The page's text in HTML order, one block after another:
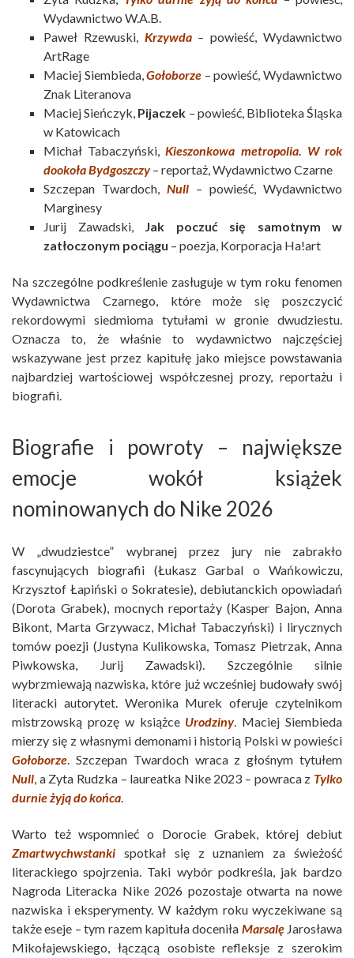
Wydawnictwo W.A.B.
Paweł Rzewuski, Krzywda– powieść, Wydawnictwo
ArtRage
Maciej Siembieda,Gołoborze – powieść, Wydawnictwo
Znak Literanova
Maciej Sieńczyk, Pijaczek – powieść, Biblioteka Śląska
w Katowicach
Michał Tabaczyński,Kieszonkowa metropolia. W rok
dookoła Bydgoszczy– reportaż, Wydawnictwo Czarne
Szczepan Twardoch, Null – powieść, Wydawnictwo
Marginesy
Jurij Zawadski, Jak poczuć się samotnym w
zatłoczonym pociągu – poezja, Korporacja Ha!art
Na szczególne podkreślenie zasługuje w tym roku fenomen
Wydawnictwa Czarnego, które może się poszczycić
rekordowymi siedmioma tytułami w gronie dwudziestu.
Oznacza to, że właśnie to wydawnictwo najczęściej
wskazywane jest przez kapitułę jako miejsce powstawania
najbardziej wartościowej współczesnej prozy, reportażu i
biografii.
Biografie i powroty – największe
emocje wokół książek
nominowanych do Nike 2026
W „dwudziestce” wybranej przez jury nie zabrakło
fascynujących biografii (Łukasz Garbal o Wańkowiczu,
Krzysztof Łapiński o Sokratesie), debiutanckich opowiadań
(Dorota Grabek), mocnych reportaży (Kasper Bajon, Anna
Bikont, Marta Grzywacz, Michał Tabaczyński) i lirycznych
tomów poezji (Justyna Kulikowska, Tomasz Pietrzak, Anna
Piwkowska, Jurij Zawadski). Szczególnie silnie
wybrzmiewają nazwiska, które już wcześniej budowały swój
literacki autorytet. Weronika Murek oferuje czytelnikom
mistrzowską prozę w książce Urodziny. Maciej Siembieda
mierzy się z własnymi demonami i historią Polski w powieści
Gołoborze. Szczepan Twardoch wraca z głośnym tytułem
Null, a Zyta Rudzka – laureatka Nike 2023 – powraca z Tylko
durnie żyją do końca.
Warto też wspomnieć o Dorocie Grabek, której debiut
Zmartwychwstanki spotkał się z uznaniem za świeżość
literackiego spojrzenia. Taki wybór podkreśla, jak bardzo
Nagroda Literacka Nike 2026 pozostaje otwarta na nowe
nazwiska i eksperymenty. W każdym roku wyczekiwane są
także eseje – tym razem kapituła doceniła MarsalęJarosława
Mikołajewskiego, łączącą osobiste refleksje z szerokim